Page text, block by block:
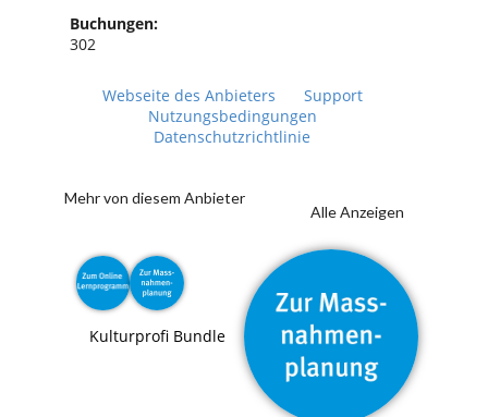
Buchungen:
302
Webseite des Anbieters
Support
Nutzungsbedingungen
Datenschutzrichtlinie
Mehr von diesem Anbieter
Alle Anzeigen
Kulturprofi Bundle